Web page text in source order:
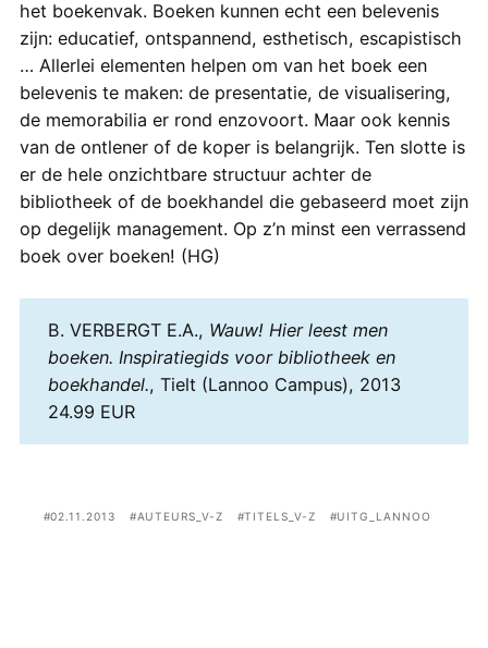
het boekenvak. Boeken kunnen echt een belevenis
zijn: educatief, ontspannend, esthetisch, escapistisch
… Allerlei elementen helpen om van het boek een
belevenis te maken: de presentatie, de visualisering,
de memorabilia er rond enzovoort. Maar ook kennis
van de ontlener of de koper is belangrijk. Ten slotte is
er de hele onzichtbare structuur achter de
bibliotheek of de boekhandel die gebaseerd moet zijn
op degelijk management. Op z’n minst een verrassend
boek over boeken! (HG)
B. VERBERGT E.A., Wauw! Hier leest men
boeken. Inspiratiegids voor bibliotheek en
boekhandel., Tielt (Lannoo Campus), 2013
24.99 EUR
02.11.2013 AUTEURS_V-Z TITELS_V-Z UITG_LANNOO